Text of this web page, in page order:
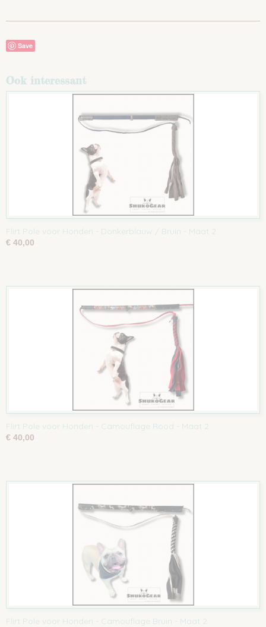
Save
Ook interessant
Flirt Pole voor Honden - Donkerblauw / Bruin - Maat 2
€ 40,00
Flirt Pole voor Honden - Camouflage Rood - Maat 2
€ 40,00
Flirt Pole voor Honden - Camouflage Bruin - Maat 2